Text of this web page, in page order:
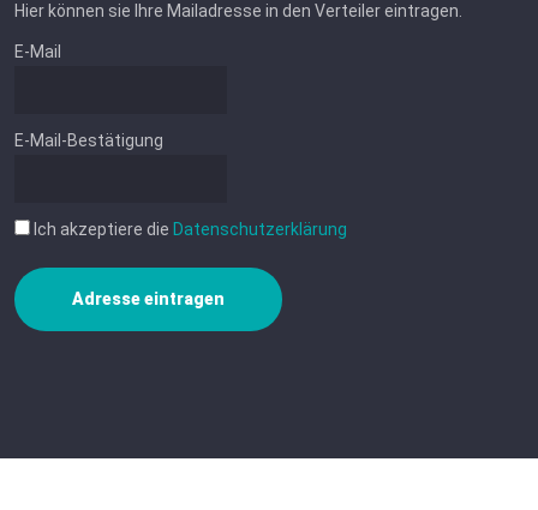
Hier können sie Ihre Mailadresse in den Verteiler eintragen.
E-Mail
E-Mail-Bestätigung
Ich akzeptiere die Datenschutzerklärung
Adresse eintragen